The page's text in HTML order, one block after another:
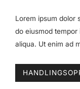
Lorem ipsum dolor
do eiusmod
aliqua. Ut enim ad